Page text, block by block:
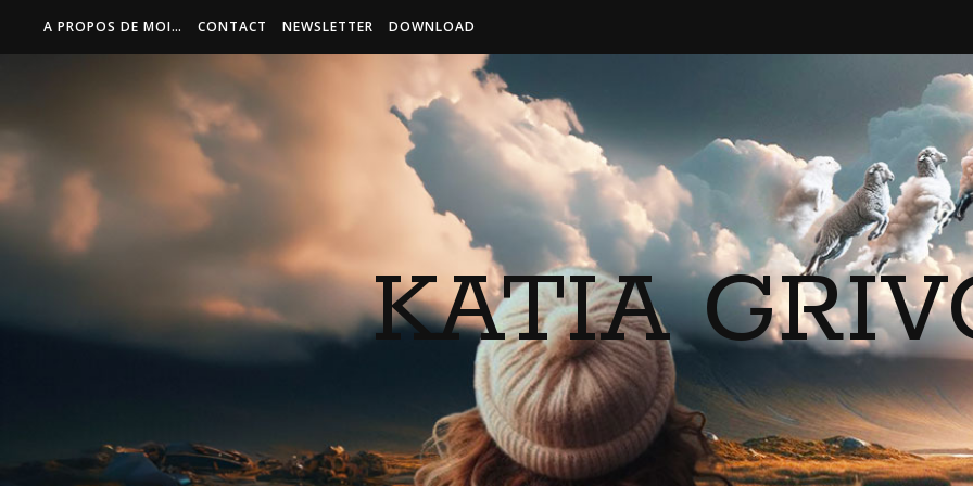
A PROPOS DE MOI… CONTACT NEWSLETTER DOWNLOAD
KATIA